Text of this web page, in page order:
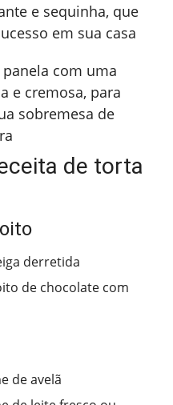
e sequinha, que
em sua casa
com uma
e cremosa, para
sobremesa de
de torta
derretida
de chocolate com
de avelã